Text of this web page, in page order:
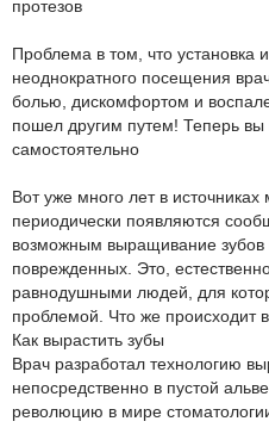
протезов
Проблема в том, что установка
неоднократного посещения
болью, дискомфортом и
пошел другим путем! Теперь вы
самостоятельно
Вот уже много лет в
периодически появляются
возможным выращивание зубов
поврежденных. Это,
равнодушными людей, для
проблемой. Что же происходит
Как вырастить зубы
Врач разработал технологию
непосредственно в пустой
революцию в мире